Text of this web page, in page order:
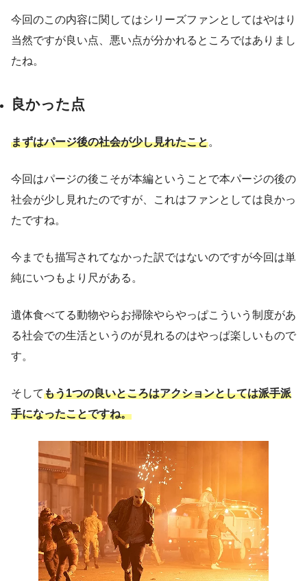
今回のこの内容に関してはシリーズファンとしてはやはり
当然ですが良い点、悪い点が分かれるところではありまし
たね。
良かった点
まずはパージ後の社会が少し見れたこと。
今回はパージの後こそが本編ということで本パージの後の
社会が少し見れたのですが、これはファンとしては良かっ
たですね。
今までも描写されてなかった訳ではないのですが今回は単
純にいつもより尺がある。
遺体食べてる動物やらお掃除やらやっぱこういう制度があ
る社会での生活というのが見れるのはやっぱ楽しいもので
す。
そしてもう1つの良いところはアクションとしては派手派
手になったことですね。